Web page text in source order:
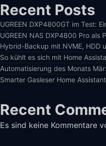
Recent Posts
UGREEN DXP4800GT im Test:
UGREEN NAS DXP4800 Pro als
Hybrid-Backup mit NVME, HDD
So kühlt es sich mit Home
Automatisierung des Monats
Smarter Gasleser Home
Recent
Es sind keine Kommentare